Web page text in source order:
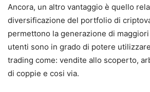
Ancora, un altro vantaggio è quello
diversificazione del portfolio di
permettono la generazione di
utenti sono in grado di potere
trading come: vendite allo scoperto,
di coppie e cosi via.